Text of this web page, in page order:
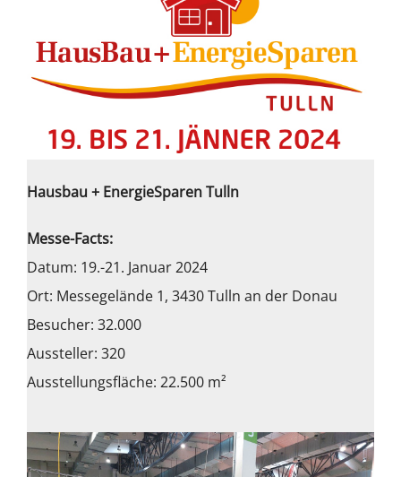
Hausbau + EnergieSparen Tulln
Messe-Facts:
Datum: 19.-21. Januar 2024
Ort: Messegelände 1, 3430 Tulln an der Donau
Besucher: 32.000
Aussteller: 320
Ausstellungsfläche: 22.500 m²